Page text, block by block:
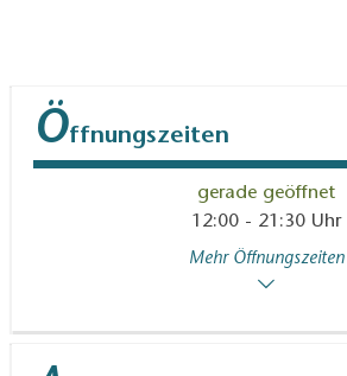
Öffnungszeiten
gerade geöffnet
12:00 - 21:30 Uhr
Mehr Öffnungszeiten